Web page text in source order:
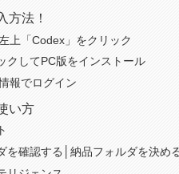
方法！
上「Codex」をクリック
クしてPC版をインストール
報でログイン
い方
を確認する│納品フォルダを決め